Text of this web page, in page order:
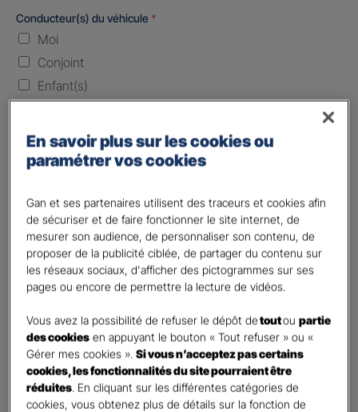
Conducteur(s) du véhicule *
Moi
Conjoint
Enfant(s)
Laissez vide ou indiquez la date envisagez
Vos informations :
Etes-vous déjà client Gan assurances ?*
Oui
Non
Civilité
Madame
Monsieur
Contact*
En savoir plus sur les cookies ou
paramétrer vos cookies
Gan et ses partenaires utilisent des traceurs et cookies afin
de sécuriser et de faire fonctionner le site internet, de
mesurer son audience, de personnaliser son contenu, de
proposer de la publicité ciblée, de partager du contenu sur
les réseaux sociaux, d'afficher des pictogrammes sur ses
pages ou encore de permettre la lecture de vidéos.
Vous avez la possibilité de refuser le dépôt detoutoupartie
des cookies en appuyant le bouton « Tout refuser » ou «
Gérer mes cookies ».Si vous n’acceptez pas certains
cookies, les fonctionnalités du site pourraient être
réduites. En cliquant sur les différentes catégories de
cookies, vous obtenez plus de détails sur la fonction de